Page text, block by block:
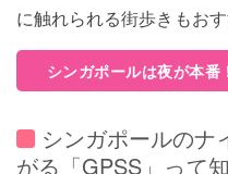
に触れられる街歩きもおす
シンガポールは夜が本番
シンガポールのナ
がる「GPSS」って